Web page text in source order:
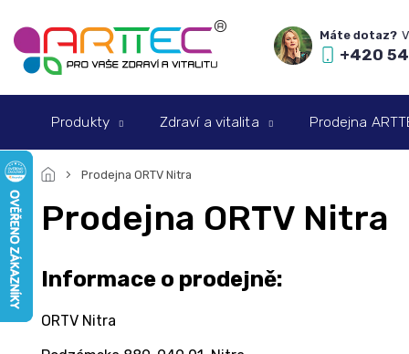
na
obsah
+420
Produkty Zdraví a vitalita Prodejna
Prodejna ORTV Nitra
Prodejna ORTV Nitra
Informace o prodejně:
ORTV Nitra